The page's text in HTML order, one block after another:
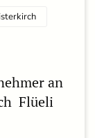
an
Flüeli